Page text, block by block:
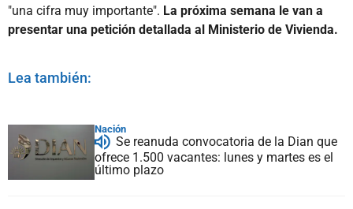
"una cifra muy importante". La próxima semana le van a
presentar una petición detallada al Ministerio de Vivienda.
Lea también:
Nación
Se reanuda convocatoria de la Dian que
ofrece 1.500 vacantes: lunes y martes es el
último plazo